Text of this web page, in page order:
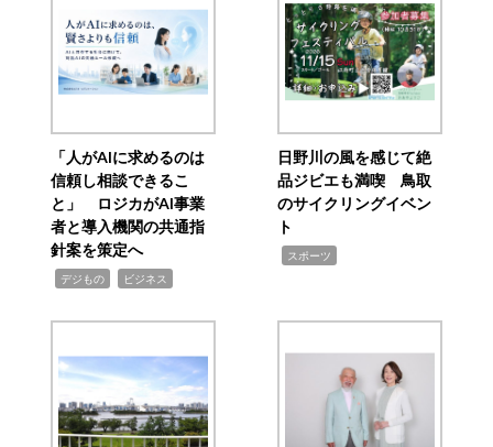
「人がAIに求めるのは
信頼し相談できるこ
と」 ロジカがAI事業
者と導入機関の共通指
針案を策定へ
デジもの ビジネス
日野川の風を感じて絶
品ジビエも満喫 鳥取
のサイクリングイベン
ト
スポーツ